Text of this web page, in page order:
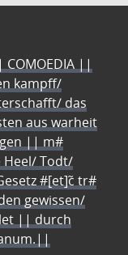
||
kampff/
das
aus warheit
|| m#
Heel/ Todt/
#[et]c̃ tr#
gewissen/
|| durch